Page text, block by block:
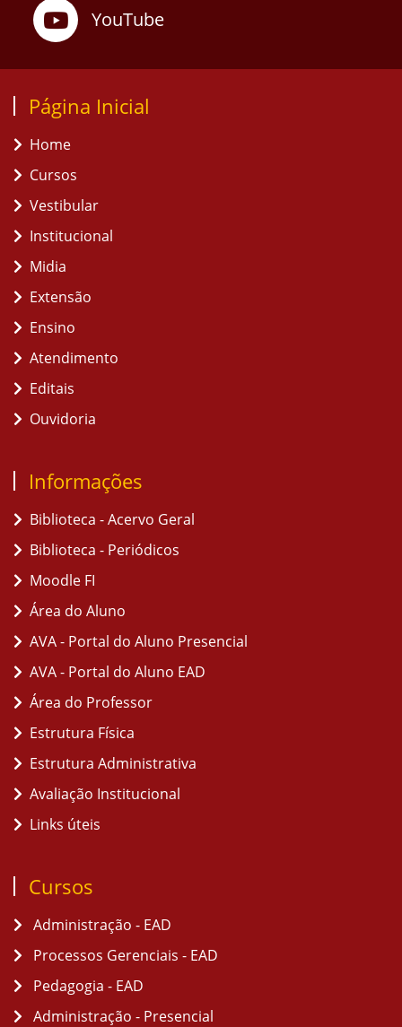
YouTube
Página Inicial
Home
Cursos
Vestibular
Institucional
Midia
Extensão
Ensino
Atendimento
Editais
Ouvidoria
Informações
Biblioteca - Acervo Geral
Biblioteca - Periódicos
Moodle FI
Área do Aluno
AVA - Portal do Aluno Presencial
AVA - Portal do Aluno EAD
Área do Professor
Estrutura Física
Estrutura Administrativa
Avaliação Institucional
Links úteis
Cursos
Administração - EAD
Processos Gerenciais - EAD
Pedagogia - EAD
Administração - Presencial